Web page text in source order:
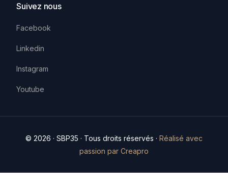
Suivez nous
Facebook
Linkedin
Instagram
Youtube
© 2026 · SBP35 · Tous droits réservés · Réalisé avec
passion par Creapro